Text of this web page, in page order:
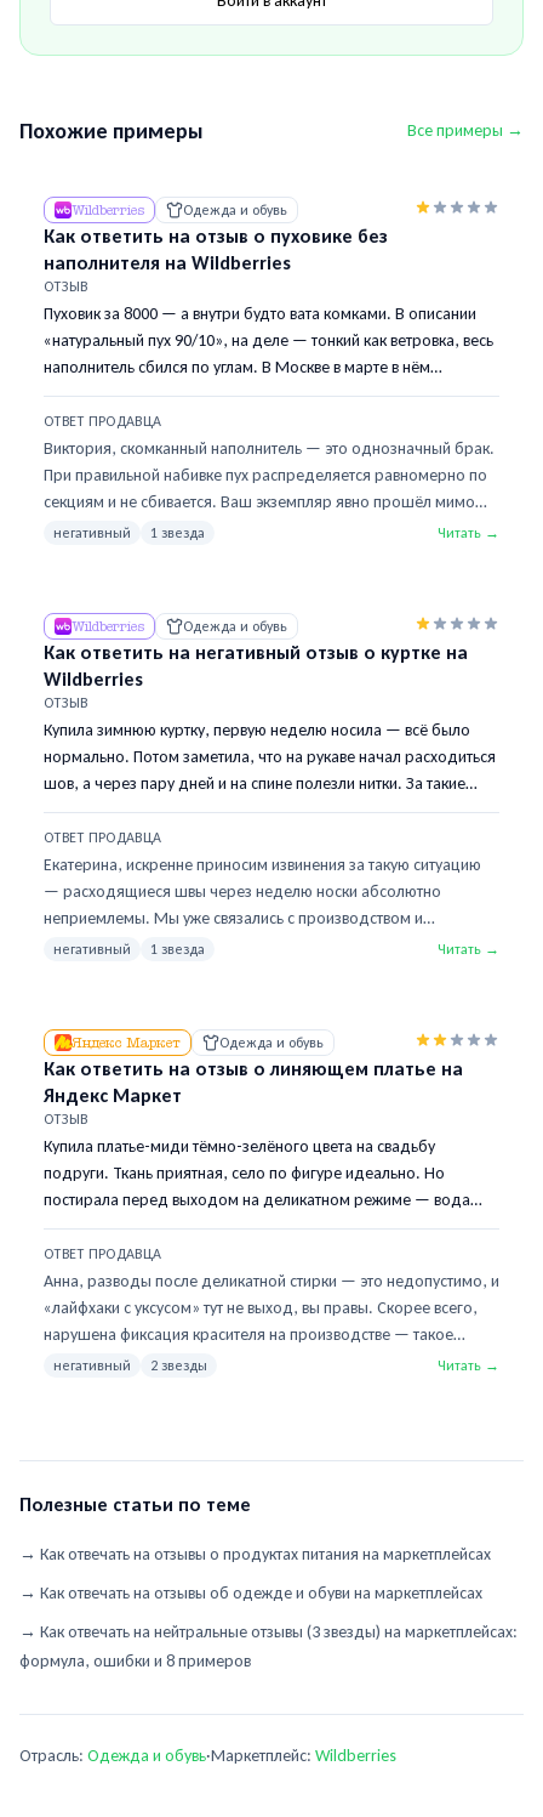
Похожие примеры Все примеры →
Wildberries Одежда и обувь
Как ответить на отзыв о пуховике без
наполнителя на Wildberries
ОТЗЫВ
Пуховик за 8000 — а внутри будто вата комками. В описании
«натуральный пух 90/10», на деле — тонкий как ветровка, весь
наполнитель сбился по углам. В Москве в марте в нём
холодно. Верх красивый, фасон нравился, но это не пуховик, а
обманка.
ОТВЕТ ПРОДАВЦА
Виктория, скомканный наполнитель — это однозначный брак.
При правильной набивке пух распределяется равномерно по
секциям и не сбивается. Ваш экземпляр явно прошёл мимо
контроля. Оформите возврат через Wildberries — одобрим
горизонтальной стёжкой, там наполнитель физически не может
сбиться. Напишите в чат, подберём по размеру.
негативный 1 звезда Читать →
Wildberries Одежда и обувь
Как ответить на негативный отзыв о куртке на
Wildberries
ОТЗЫВ
Купила зимнюю куртку, первую неделю носила — всё было
нормально. Потом заметила, что на рукаве начал расходиться
шов, а через пару дней и на спине полезли нитки. За такие
деньги это просто безобразие. Верните деньги или
выкидывать?
ОТВЕТ ПРОДАВЦА
Екатерина, искренне приносим извинения за такую ситуацию
— расходящиеся швы через неделю носки абсолютно
неприемлемы. Мы уже связались с производством и
ужесточили контроль качества на этапе прошивки.
подобрать замену из новой партии, которая прошла
дополнительную проверку. Ваш отзыв помог нам выявить
слабое место в конкретной серии, и мы благодарны за сигнал,
хоть и понимаем, что вам от этого не легче.
негативный 1 звезда Читать →
Яндекс Маркет Одежда и обувь
Как ответить на отзыв о линяющем платье на
Яндекс Маркет
ОТЗЫВ
Купила платье-миди тёмно-зелёного цвета на свадьбу
подруги. Ткань приятная, село по фигуре идеально. Но
постирала перед выходом на деликатном режиме — вода
стала зелёной, а на платье появились разводы. Гугл говорит
«закрепить уксусом» — серьёзно? За 4500 рублей я не должна
колдовать с уксусом. На мероприятие надела другое.
ОТВЕТ ПРОДАВЦА
Анна, разводы после деликатной стирки — это недопустимо, и
«лайфхаки с уксусом» тут не выход, вы правы. Скорее всего,
нарушена фиксация красителя на производстве — такое
бывает в единичных партиях. Оформите возврат через Яндекс
добавляло стресса перед важным событием.
негативный 2 звезды Читать →
Полезные статьи по теме
→ Как отвечать на отзывы о продуктах питания на маркетплейсах
→ Как отвечать на отзывы об одежде и обуви на маркетплейсах
→ Как отвечать на нейтральные отзывы (3 звезды) на маркетплейсах:
формула, ошибки и 8 примеров
Отрасль: Одежда и обувь·Маркетплейс: Wildberries